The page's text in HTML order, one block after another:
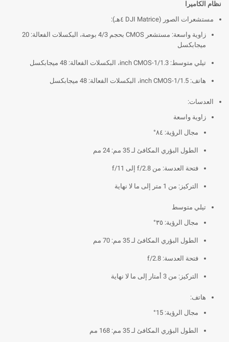
نظام الكاميرا
مستشعرات الصور (DJI Matrice ٤هـ):
زاوية واسعة: مستشعر CMOS بحجم 4/3 بوصة، البكسلات الفعالة: 20
ميجابكسل
تيلي متوسط: 1/1.3-inch CMOS، البكسلات الفعالة: 48 ميجابكسل
هاتف: 1/1.5-inch CMOS، البكسلات الفعالة: 48 ميجابكسل
العدسات:
زاوية واسعة
مجال الرؤية: ٨٤°
الطول البؤري المكافئ لـ 35 مم: 24 مم
فتحة العدسة: من f/2.8 إلى f/11
التركيز: من 1 متر إلى ما لا نهاية
تيلي متوسط
مجال الرؤية: ٣٥°
الطول البؤري المكافئ لـ 35 مم: 70 مم
فتحة العدسة: f/2.8
التركيز: من 3 أمتار إلى ما لا نهاية
هاتف:
مجال الرؤية: 15°
الطول البؤري المكافئ لـ 35 مم: 168 مم